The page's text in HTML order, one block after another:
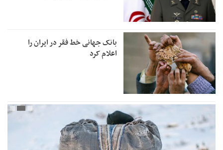
بانک جهانی خط فقر در ایران را
اعلام کرد